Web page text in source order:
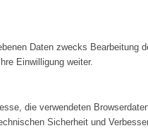
Daten zwecks Bearbeitung
Einwilligung weiter.
die verwendeten
Sicherheit und